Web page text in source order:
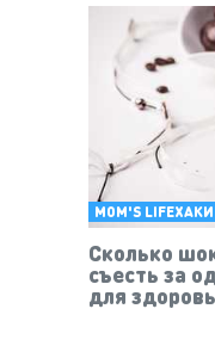
MOM'S LIFEХАКИ
Сколько
съесть за
для